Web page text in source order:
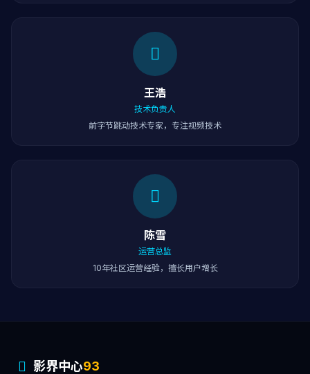
王浩
技术负责人
前字节跳动技术专家，专注视频技术
陈雪
运营总监
10年社区运营经验，擅长用户增长
影界中心93